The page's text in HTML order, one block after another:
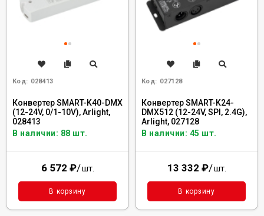
Код: 028413
Конвертер SMART-K40-DMX
(12-24V, 0/1-10V), Arlight,
028413
В наличии: 88 шт.
6 572 ₽/шт.
В корзину
Код: 027128
Конвертер SMART-K24-
DMX512 (12-24V, SPI, 2.4G),
Arlight, 027128
В наличии: 45 шт.
13 332 ₽/шт.
В корзину